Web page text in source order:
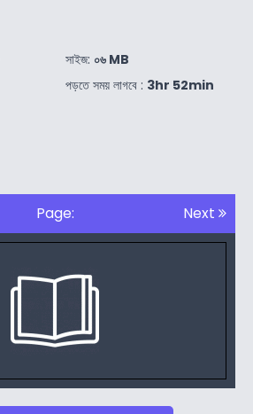
সাইজ: ০৬ MB
পড়তে সময় লাগবে : 3hr 52min
Page: Next